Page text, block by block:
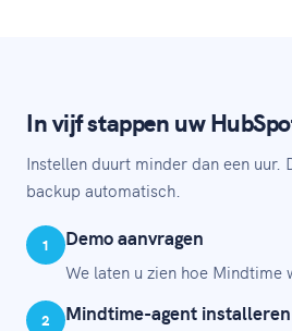
In vijf stappen uw
Instellen duurt minder dan een uur.
backup automatisch.
1 Demo aanvragen
We laten u zien hoe Mindtime
2 Mindtime-agent installeren